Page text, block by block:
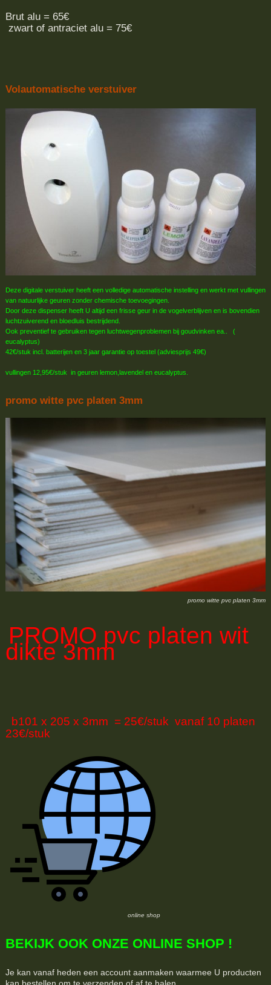
Brut alu = 65€
zwart of antraciet alu = 75€
Volautomatische verstuiver
Deze digitale verstuiver heeft een volledige automatische instelling en werkt met vullingen
van natuurlijke geuren zonder chemische toevoegingen.
Door deze dispenser heeft U altijd een frisse geur in de vogelverblijven en is bovendien
luchtzuiverend en bloedluis bestrijdend.
Ook preventief te gebruiken tegen luchtwegenproblemen bij goudvinken ea.. (
eucalyptus)
42€/stuk incl. batterijen en 3 jaar garantie op toestel (adviesprijs 49€)
vullingen 12,95€/stuk in geuren lemon,lavendel en eucalyptus.
promo witte pvc platen 3mm
promo witte pvc platen 3mm
PROMO pvc platen wit
dikte 3mm
b101 x 205 x 3mm = 25€/stuk vanaf 10 platen
23€/stuk
online shop
BEKIJK OOK ONZE ONLINE SHOP !
Je kan vanaf heden een account aanmaken waarmee U producten